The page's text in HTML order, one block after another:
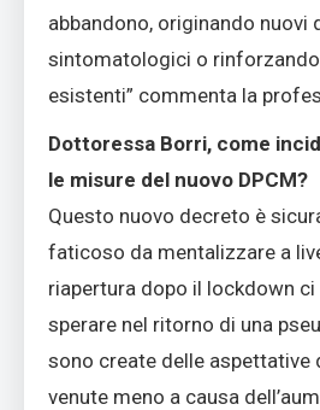
abbandono, originando nuovi
sintomatologici o
esistenti” commenta la
Dottoressa Borri, come
le misure del nuovo DPCM?
Questo nuovo decreto è
faticoso da mentalizzare a
riapertura dopo il lockdown
sperare nel ritorno di una
sono create delle aspettative
venute meno a causa